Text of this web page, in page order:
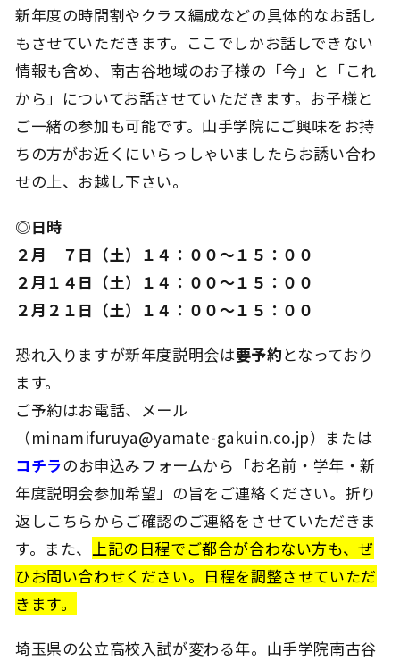
新年度の時間割やクラス編成などの具体的なお話し
もさせていただきます。ここでしかお話しできない
情報も含め、南古谷地域のお子様の「今」と「これ
から」についてお話させていただきます。お子様と
ご一緒の参加も可能です。山手学院にご興味をお持
ちの方がお近くにいらっしゃいましたらお誘い合わ
せの上、お越し下さい。
◎日時
２月 ７日（土）１４：００～１５：００
２月１４日（土）１４：００～１５：００
２月２１日（土）１４：００～１５：００
恐れ入りますが新年度説明会は要予約となっており
ます。
ご予約はお電話、メール
（minamifuruya@yamate-gakuin.co.jp）または
コチラのお申込みフォームから「お名前・学年・新
年度説明会参加希望」の旨をご連絡ください。折り
返しこちらからご確認のご連絡をさせていただきま
す。また、上記の日程でご都合が合わない方も、ぜ
ひお問い合わせください。日程を調整させていただ
きます。
埼玉県の公立高校入試が変わる年。山手学院南古谷